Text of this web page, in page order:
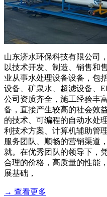
山东济水环保科技有限公司
以技术开发、制造、销售和
业从事水处理设备设备，包
设备、矿泉水、超滤设备、
公司资质齐全，施工经验丰
备，直接产生较高的社会效
的技术、可编程的自动水处
利技术方案、计算机辅助管
服务团队、顺畅的营销渠道
就。在优秀团队的领导下，
合理的价格，高质量的性能
展基础，
→ 查看更多